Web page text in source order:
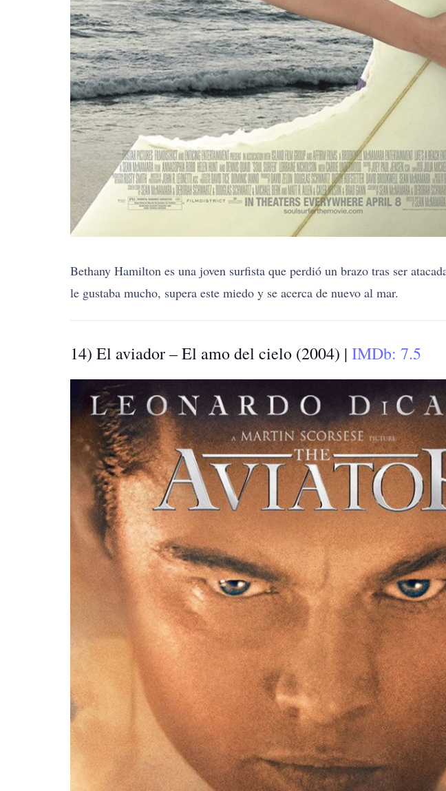
Bethany Hamilton es una joven surfista que perdió un brazo tras ser
le gustaba mucho, supera este miedo y se acerca de nuevo al mar.
14) El aviador – El amo del cielo (2004) | IMDb: 7.5